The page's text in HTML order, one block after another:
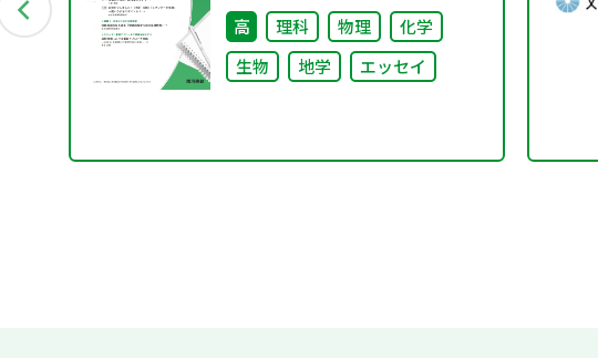
高 理科 物理
化学
生物
地学 エッセイ